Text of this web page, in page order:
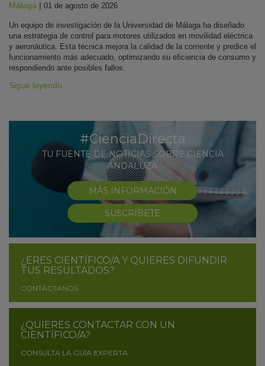
Málaga | 01 de agosto de 2026
Un equipo de investigación de la Universidad de Málaga ha diseñado
una estrategia de control para motores utilizados en movilidad eléctrica
y aeronáutica. Esta técnica mejora la calidad de la corriente y predice el
funcionamiento más adecuado, optimizando su eficiencia de consumo y
respondiendo ante posibles fallos.
Sigue leyendo
#CienciaDirecta
TU FUENTE DE NOTICIAS SOBRE CIENCIA
ANDALUZA
MÁS INFORMACIÓN
SUSCRÍBETE
¿ERES CIENTÍFICO/A Y QUIERES DIFUNDIR
TUS RESULTADOS?
CONTÁCTANOS
¿QUIERES CONTACTAR CON UN
CIENTÍFICO/A?
CONSULTA LA GUÍA EXPERTA